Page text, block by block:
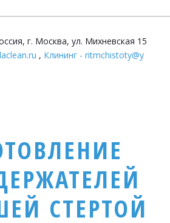
, г. Москва, ул. Михневская 15
, Клининг - ritmchistoty@y
СТЕРТОЙ